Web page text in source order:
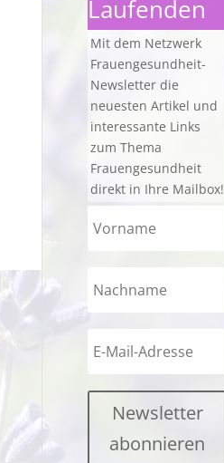
Laufenden
Mit dem Netzwerk
Frauengesundheit-
Newsletter die
neuesten Artikel und
interessante Links
zum Thema
Frauengesundheit
direkt in Ihre Mailbox!
Newsletter
abonnieren